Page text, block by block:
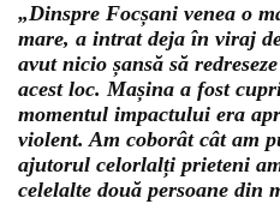
„Dinspre Focșani venea o
mare, a intrat deja în viraj
avut nicio șansă să
acest loc. Mașina a fost
momentul impactului era
violent. Am coborât cât am
ajutorul celorlalți prieteni
celelalte două persoane din